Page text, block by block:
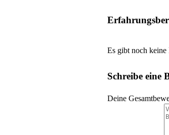
Es gibt noch keine
Schreibe eine
Deine